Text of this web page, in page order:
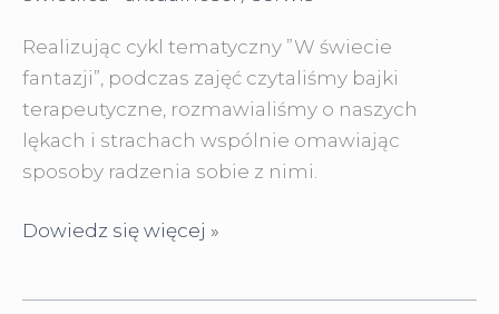
Realizując cykl tematyczny ”W świecie
fantazji”, podczas zajęć czytaliśmy bajki
terapeutyczne, rozmawialiśmy o naszych
lękach i strachach wspólnie omawiając
sposoby radzenia sobie z nimi.
„W
Dowiedz się więcej »